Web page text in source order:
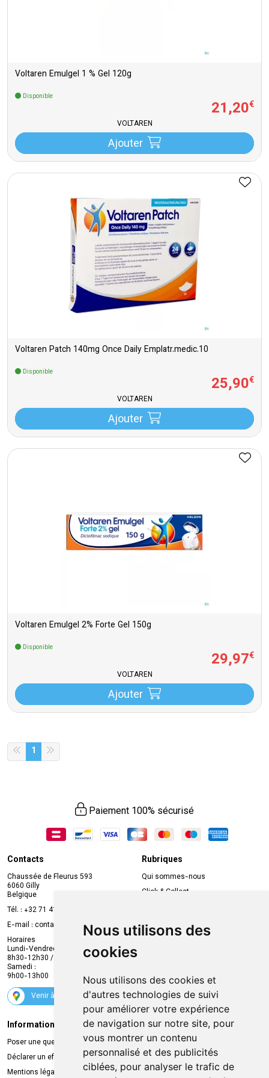
Nous utilisons des
cookies
Nous utilisons des cookies et
d'autres technologies de suivi
pour améliorer votre expérience
de navigation sur notre site, pour
vous montrer un contenu
personnalisé et des publicités
ciblées, pour analyser le trafic de
Voltaren Emulgel 1 % Gel 120g
Disponible
21,20€
VOLTAREN
Ajouter
Voltaren Patch 140mg Once Daily Emplatr.medic.10
Disponible
25,90€
VOLTAREN
Ajouter
Voltaren Emulgel 2% Forte Gel 150g
Disponible
29,97€
VOLTAREN
Ajouter
1
Paiement 100% sécurisé
Contacts
Chaussée de Fleurus 593
6060 Gilly
Belgique
Tél. : +32 71 41 32 10
E-mail : contact
mvapharma.be
Horaires
Lundi-Vendredi :
8h30-12h30 / 13h30-18h30
Samedi :
9h00-13h00
Venir à la pharmacie
Rubriques
Qui sommes-nous
Click & Collect
Compte professionnel
Envoi d’ordonnance
Suivez-nous
Informations légales
Poser une question
Déclarer un effet indésirable
Mentions légales
Livraison
Retrait à la pharmacie
Livraison chez vous
Livraison dans un Point Relais